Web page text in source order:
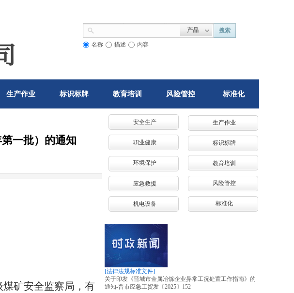
产品 搜索
名称 描述 内容
生产作业 标识标牌 教育培训 风险管控 标准化
安全生产
职业健康
环境保护
应急救援
机电设备
生产作业
标识标牌
教育培训
风险管控
标准化
一批）的通知
矿安全监察局，有
[法律法规标准文件]
关于印发《晋城市金属冶炼企业异常工况处置工作指南》的
通知-晋市应急工贸发〔2025〕152